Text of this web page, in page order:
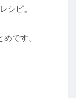
シピ。
です。